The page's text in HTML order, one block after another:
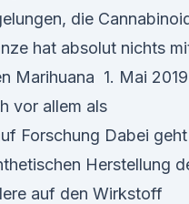
die
hat absolut nichts
Marihuana 1. Mai 2019
vor allem als
Forschung Dabei geht
Herstellung
auf den Wirkstoff